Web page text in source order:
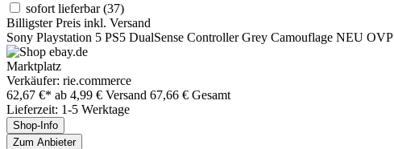
sofort lieferbar(37)
Billigster Preis inkl. Versand
Sony Playstation 5 PS5 DualSense Controller Grey Camouflage NEU OVP
Marktplatz
Verkäufer: rie.commerce
62,67 €* ab 4,99 € Versand 67,66 € Gesamt
Lieferzeit: 1-5 Werktage
Shop-Info
Zum Anbieter